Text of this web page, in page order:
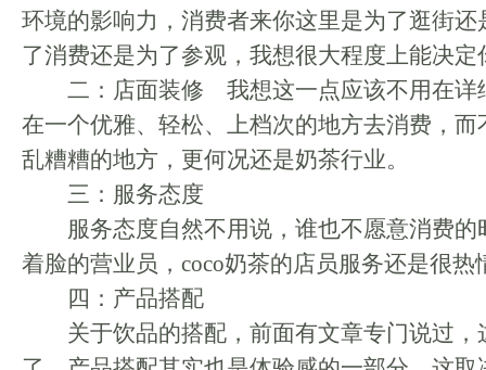
环境的影响力，消费者来你这里是为了逛街还
了消费还是为了参观，我想很大程度上能决定
二：店面装修 我想这一点应该不用在详
在一个优雅、轻松、上档次的地方去消费，而
乱糟糟的地方，更何况还是奶茶行业。
三：服务态度
服务态度自然不用说，谁也不愿意消费的
着脸的营业员，coco奶茶的店员服务还是很热
四：产品搭配
关于饮品的搭配，前面有文章专门说过，